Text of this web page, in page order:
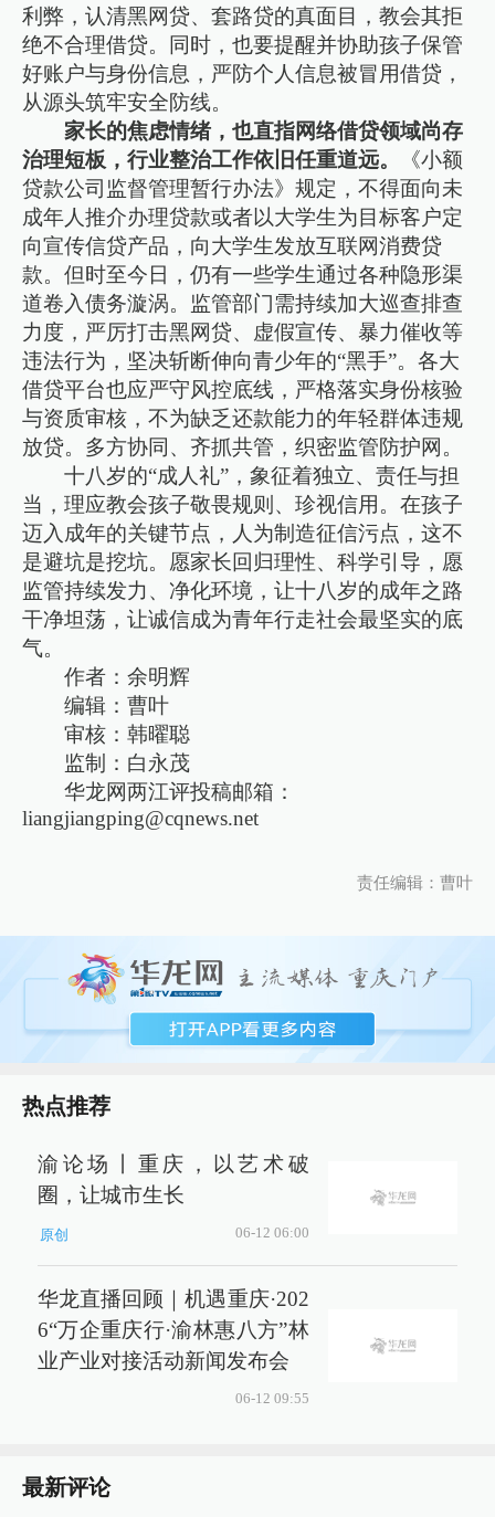
利弊，认清黑网贷、套路贷的真面目，教会其拒
绝不合理借贷。同时，也要提醒并协助孩子保管
好账户与身份信息，严防个人信息被冒用借贷，
从源头筑牢安全防线。
家长的焦虑情绪，也直指网络借贷领域尚存
治理短板，行业整治工作依旧任重道远。
《小额
贷款公司监督管理暂行办法》规定，不得面向未
成年人推介办理贷款或者以大学生为目标客户定
向宣传信贷产品，向大学生发放互联网消费贷
款。但时至今日，仍有一些学生通过各种隐形渠
道卷入债务漩涡。监管部门需持续加大巡查排查
力度，严厉打击黑网贷、虚假宣传、暴力催收等
违法行为，坚决斩断伸向青少年的“黑手”。各大
借贷平台也应严守风控底线，严格落实身份核验
与资质审核，不为缺乏还款能力的年轻群体违规
放贷。多方协同、齐抓共管，织密监管防护网。
十八岁的“成人礼”，象征着独立、责任与担
当，理应教会孩子敬畏规则、珍视信用。在孩子
迈入成年的关键节点，人为制造征信污点，这不
是避坑是挖坑。愿家长回归理性、科学引导，愿
监管持续发力、净化环境，让十八岁的成年之路
干净坦荡，让诚信成为青年行走社会最坚实的底
气。
作者：余明辉
编辑：曹叶
审核：韩曜聪
监制：白永茂
华龙网两江评投稿邮箱：
liangjiangping@cqnews.net
责任编辑：曹叶
热点推荐
渝论场丨重庆，以艺术破
圈，让城市生长
原创 06-12 06:00
华龙直播回顾｜机遇重庆·202
6“万企重庆行·渝林惠八方”林
业产业对接活动新闻发布会
06-12 09:55
最新评论